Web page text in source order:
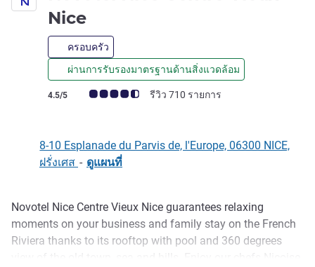
Nice
ครอบครัว
ผ่านการรับรองมาตรฐานด้านสิ่งแวดล้อม
คะแนนความคิดเห็นจากแขก (เรทติ้งบน ALL)
4.5/5 รีวิว 710 รายการ
8-10 Esplanade du Parvis de, l'Europe, 06300 NICE,
ฝรั่งเศส - ดูแผนที่
รายละเอียด
Novotel Nice Centre Vieux Nice guarantees relaxing
moments on your business and family stay on the French
Riviera thanks to its rooftop with pool and 360 degrees